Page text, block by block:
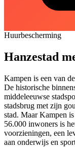
Huurbescherming
Hanzestad
Kampen is een van
De historische
middeleeuwse
stadsbrug met zijn
stad. Maar Kampen
56.000 inwoners is
voorzieningen, een
aan onderwijs en